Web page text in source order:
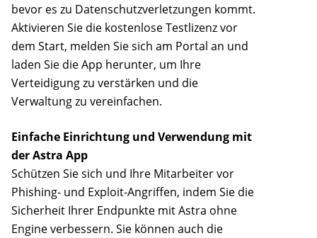
bevor es zu Datenschutzverletzungen kommt.
Aktivieren Sie die kostenlose Testlizenz vor
dem Start, melden Sie sich am Portal an und
laden Sie die App herunter, um Ihre
Verteidigung zu verstärken und die
Verwaltung zu vereinfachen.
Einfache Einrichtung und Verwendung mit
der Astra App
Schützen Sie sich und Ihre Mitarbeiter vor
Phishing- und Exploit-Angriffen, indem Sie die
Sicherheit Ihrer Endpunkte mit Astra ohne
Engine verbessern. Sie können auch die